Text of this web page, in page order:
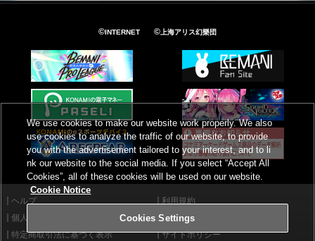
©INTERNET ©上海アリス幻樂団
ヘルプ
利用規約
個人情報等保護方針
外部送信について
特定商取引法に基づく表示
サイトポリシー
We use cookies to make our website work properly. We also
use cookies to analyze the traffic of our website, to provide
you with the advertisement tailored to your interest, and to li
nk our website to the social media. If you select “Accept All
Cookies”, all of these cookies will be used on our website.
Cookie Notice
Cookies Settings